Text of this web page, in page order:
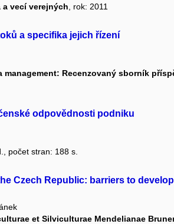
a vecí verejných , rok: 2011
a specifika jejich řízení
management: Recenzovaný sborník
odpovědnosti podniku
počet stran: 188 s.
Czech Republic: barriers to
et Silviculturae Mendelianae